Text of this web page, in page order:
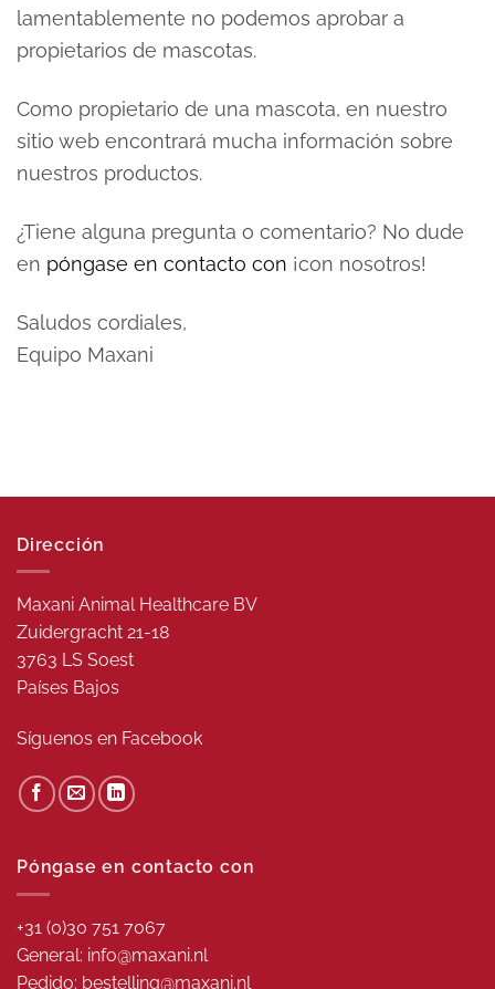
lamentablemente no podemos aprobar a
propietarios de mascotas.
Como propietario de una mascota, en nuestro
sitio web encontrará mucha información sobre
nuestros productos.
¿Tiene alguna pregunta o comentario? No dude
en póngase en contacto con ¡con nosotros!
Saludos cordiales,
Equipo Maxani
Dirección
Maxani Animal Healthcare BV
Zuidergracht 21-18
3763 LS Soest
Países Bajos
Síguenos en Facebook
Póngase en contacto con
+31 (0)30 751 7067
General: info@maxani.nl
Pedido: bestelling@maxani.nl